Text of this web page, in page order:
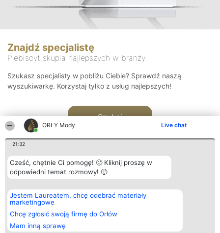
ORŁY Mody Live chat
21:32
Cześć, chętnie Ci pomogę! 🙂 Kliknij proszę w
odpowiedni temat rozmowy! 🙂
Jestem Laureatem, chcę odebrać materiały
marketingowe
Chcę zgłosić swoją firmę do Orłów
Mam inną sprawę
Znajdź specjalistę
Plebiscyt skupia najlepszych w branży
Szukasz specjalisty w pobliżu Ciebie? Sprawdź naszą
wyszukiwarkę. Korzystaj tylko z usług najlepszych!
Szukaj
Organizator plebiscytu
Bright Side Solutions sp. z o.
o. sp. k.
ul. Ruska 22
Wrocław 50-079
KRS 0000749100 | Regon
Plebiscyt
Laureaci
wszystkich
Laureatów
Kontakt
Kontakt